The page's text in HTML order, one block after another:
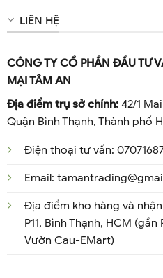
LIÊN HỆ
CÔNG TY CỔ PHẦN ĐẦU TƯ
MẠI TÂM AN
Địa điểm trụ sở chính:42/1
Quận Bình Thạnh, Thành phố
Điện thoại tư vấn:
Email:
Địa điểm kho hàng và
P11, Bình Thạnh, HCM
Vườn Cau-EMart)